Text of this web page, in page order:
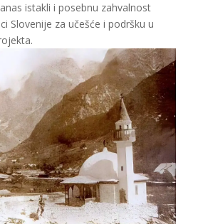
istakli i posebnu zahvalnost
Slovenije za učešće i podršku u